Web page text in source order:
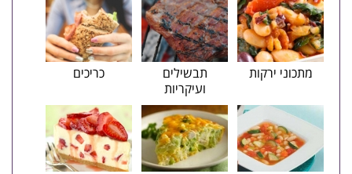
מתכוני ירקות
תבשילים
ועיקריות
כריכים